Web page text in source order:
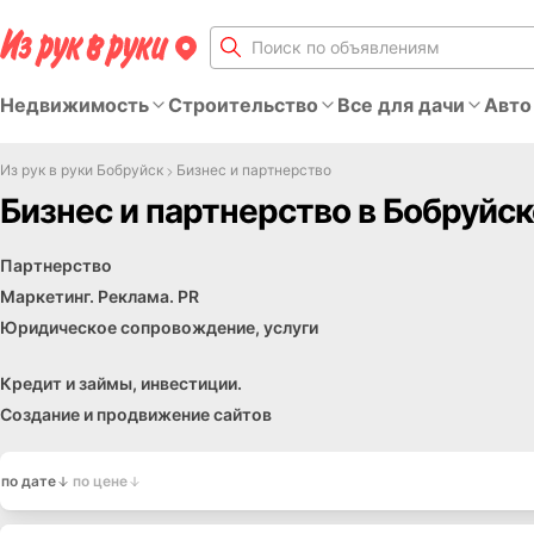
Недвижимость Строительство Все для дачи
Из рук в руки Бобруйск Бизнес и партнерство
Бизнес и партнерство в
Партнерство
Маркетинг. Реклама. PR
Юридическое сопровождение, услуги
Кредит и займы, инвестиции.
Создание и продвижение сайтов
Другие услуги
Спрос
по дате по цене